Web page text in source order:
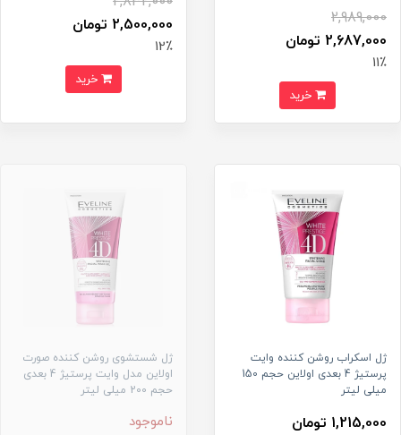
2,989,000
2,687,000 تومان
11٪
خرید
2,500,000 تومان
12٪
خرید
ژل اسکراب روشن کننده وایت
پرستیژ 4 بعدی اولاین حجم 150
میلی لیتر
1,215,000 تومان
ژل شستشوی روشن کننده صورت
اولاین مدل وایت پرستیژ 4 بعدی
حجم 200 میلی لیتر
ناموجود